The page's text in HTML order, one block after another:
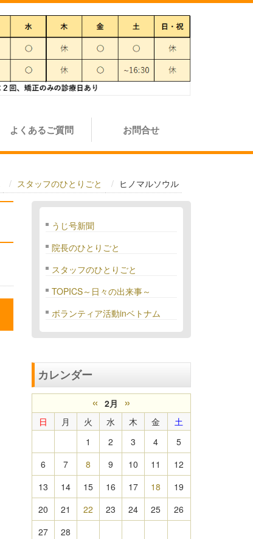
よくあるご質問 お問合せ
スタッフのひとりごと ヒノマルソウル
うじ号新聞
院長のひとりごと
スタッフのひとりごと
TOPICS～日々の出来事～
ボランティア活動inベトナム
カレンダー
« 2月 »
日 月 火 水 木 金
土
1
2 3 4
5
6
7 8 9 10 11
12
13
14 15 16 17 18
19
20
21 22 23 24 25
26
27
28